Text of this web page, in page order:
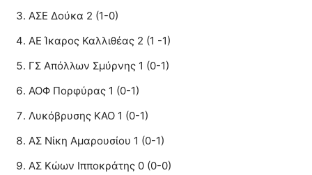
ΑΣΕ Δούκα 2 (1-0)
ΑΕ Ίκαρος Καλλιθέας 2 (1 -1)
ΓΣ Απόλλων Σμύρνης 1 (0-1)
ΑΟΦ Πορφύρας 1 (0-1)
Λυκόβρυσης ΚΑΟ 1 (0-1)
ΑΣ Νίκη Αμαρουσίου 1 (0-1)
ΑΣ Κώων Ιπποκράτης 0 (0-0)